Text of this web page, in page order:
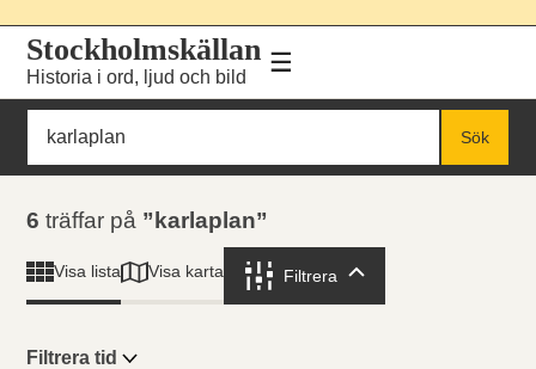
navigationen
huvudinnehållet
Stockholmskällan
Historia i ord, ljud och bild
Sök
Sök
Sökresultat
6 träffar på karlaplan
Visa lista Visa karta Filtrera
Filtrera tid